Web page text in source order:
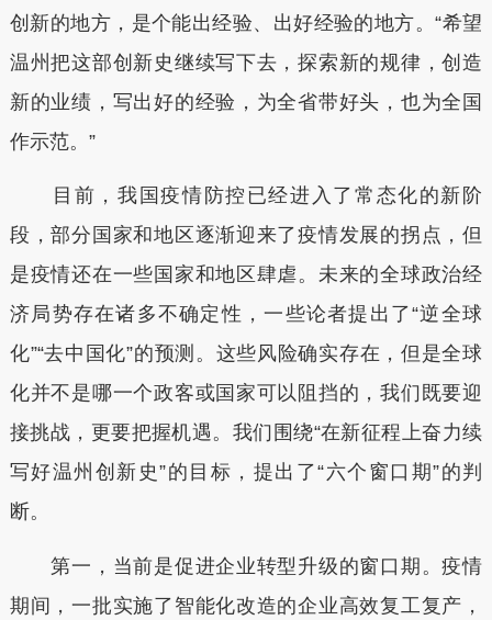
创新的地方，是个能出经验、出好经验的地方。“希望
温州把这部创新史继续写下去，探索新的规律，创造
新的业绩，写出好的经验，为全省带好头，也为全国
作示范。”
目前，我国疫情防控已经进入了常态化的新阶
段，部分国家和地区逐渐迎来了疫情发展的拐点，但
是疫情还在一些国家和地区肆虐。未来的全球政治经
济局势存在诸多不确定性，一些论者提出了“逆全球
化”“去中国化”的预测。这些风险确实存在，但是全球
化并不是哪一个政客或国家可以阻挡的，我们既要迎
接挑战，更要把握机遇。我们围绕“在新征程上奋力续
写好温州创新史”的目标，提出了“六个窗口期”的判
断。
第一，当前是促进企业转型升级的窗口期。疫情
期间，一批实施了智能化改造的企业高效复工复产，